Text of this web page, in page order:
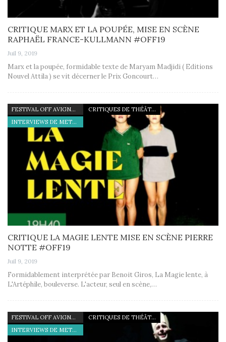
CRITIQUE MARX ET LA POUPÉE, MISE EN SCÈNE
RAPHAËL FRANCE-KULLMANN #OFF19
Juil 9, 2019
Marx et la poupée, formidable texte de Maryam Madjidi ( Editions
Nouvel Attila ) se vit décerner le Prix Goncourt…
FESTIVAL OFF AVIGNON 19
CRITIQUES DE THÉÂTRE
INTERVIEWS DE METTEURS EN SCÈNE
CRITIQUE LA MAGIE LENTE MISE EN SCÈNE PIERRE
NOTTE #OFF19
Juil 9, 2019
Formidablement interprétée par Benoit Giros, La Magie lente, à
L'Artéphile, bouleverse. L'acteur, seul en scène,…
FESTIVAL OFF AVIGNON 19
CRITIQUES DE THÉÂTRE
INTERVIEWS DE METTEURS EN SCÈNE